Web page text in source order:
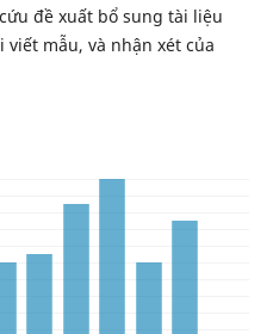
đề xuất bổ sung tài liệu
mẫu, và nhận xét của